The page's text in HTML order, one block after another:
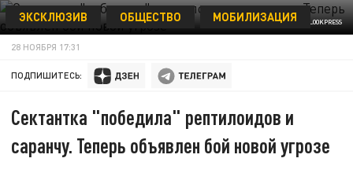
KONSTANTIN MIKHAILOV/GLOBALLOOKPRESS
ЭКСКЛЮЗИВ ОБЩЕСТВО МОБИЛИЗАЦИЯ
28 НОЯБРЯ 17:31
ПОДПИШИТЕСЬ:
Сектантка "победила" рептилоидов и
саранчу. Теперь объявлен бой новой угрозе